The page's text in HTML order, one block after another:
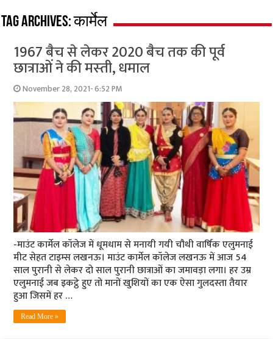
Tag Archives:कार्मेल
1967 बैच से लेकर 2020 बैच तक की पूर्व
छात्राओं ने की मस्‍ती, धमाल
November 28, 2021- 6:52 PM
-माउंट कार्मेल कॉलेज में धूमधाम से मनायी गयी चौथी वार्षिक एलुमनाई
मीट सेहत टाइम्‍स लखनऊ। माउंट कार्मेल कॉलेज लखनऊ में आज 54
साल पुरानी से लेकर दो साल पुरानी छात्राओं का जमावड़ा लगा। हर उम्र
एलुमनाई जब इकट्ठे हुए तो मानों खुशियों का एक ऐसा गुलदस्‍ता तैयार
हुआ जिसमें हर …
Read More »